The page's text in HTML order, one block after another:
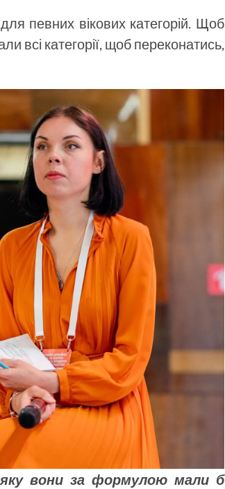
певних вікових категорій. Щоб
всі категорії, щоб переконатись,
вони за формулою мали б